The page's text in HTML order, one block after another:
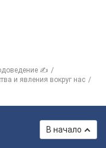
✍
и явления вокруг нас
В начало